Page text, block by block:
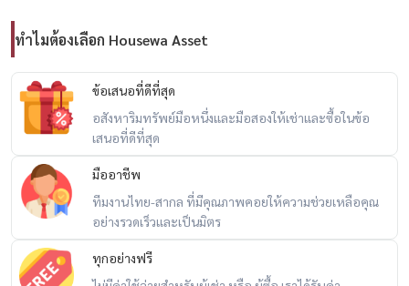
– รายล้อมด้วยร้านอาหาร คาเฟ่ และไลฟ์สไตล์ระดับพรีเมียม
🎯 เหมาะกับ
– ครอบครัว Expat
– ผู้บริหาร
– คนที่ต้องการคอนโดหรู พื้นที่ใหญ่ ใจกลางสุขุมวิท
💬 ห้องไซซ์นี้ในสุขุมวิท “ไม่ได้มีเข้ามาบ่อย”
โดยเฉพาะ วิวเปิดโล่ง + ขนาดเกือบ 200 ตร.ม. แบบนี้
ทำไมต้องเลือก Housewa Asset
ข้อเสนอที่ดีที่สุด
อสังหาริมทรัพย์มือหนึ่งและมือสองให้เช่าและซื้อในข้อ
เสนอที่ดีที่สุด
มืออาชีพ
ทีมงานไทย-สากล ที่มีคุณภาพคอยให้ความช่วยเหลือคุณ
อย่างรวดเร็วและเป็นมิตร
ทุกอย่างฟรี